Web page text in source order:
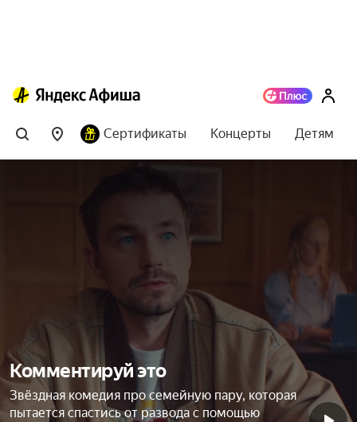
Сертификаты Концерты Детям
Комментируй это
Звёздная комедия про семейную пару, которая
пытается спастись от развода с помощью